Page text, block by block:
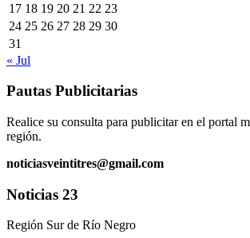
17 18 19 20 21 22 23
24 25 26 27 28 29 30
31
« Jul
Pautas Publicitarias
Realice su consulta para publicitar en el portal
región.
noticiasveintitres@gmail.com
Noticias 23
Región Sur de Río Negro